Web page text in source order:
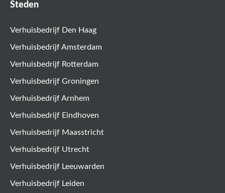
Steden
Verhuisbedrijf Den Haag
Verhuisbedrijf Amsterdam
Verhuisbedrijf Rotterdam
Verhuisbedrijf Groningen
Verhuisbedrijf Arnhem
Verhuisbedrijf Eindhoven
Verhuisbedrijf Maasstricht
Verhuisbedrijf Utrecht
Verhuisbedrijf Leeuwarden
Verhuisbedrijf Leiden